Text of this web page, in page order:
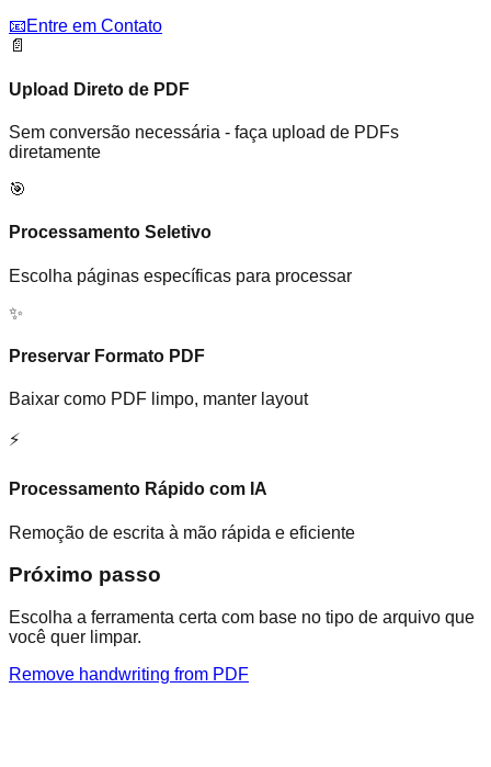
📧Entre em Contato
📄
Upload Direto de PDF
Sem conversão necessária - faça upload de PDFs
diretamente
🎯
Processamento Seletivo
Escolha páginas específicas para processar
✨
Preservar Formato PDF
Baixar como PDF limpo, manter layout
⚡
Processamento Rápido com IA
Remoção de escrita à mão rápida e eficiente
Próximo passo
Escolha a ferramenta certa com base no tipo de arquivo que
você quer limpar.
Remove handwriting from PDF